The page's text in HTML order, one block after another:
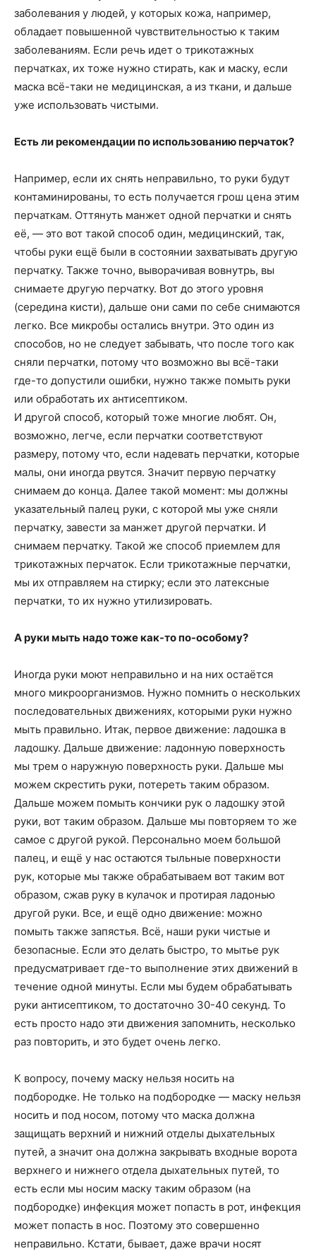
заболевания у людей, у которых кожа, например,
обладает повышенной чувствительностью к таким
заболеваниям. Если речь идет о трикотажных
перчатках, их тоже нужно стирать, как и маску, если
маска всё-таки не медицинская, а из ткани, и дальше
уже использовать чистыми.
Есть ли рекомендации по использованию перчаток?
Например, если их снять неправильно, то руки будут
контаминированы, то есть получается грош цена этим
перчаткам. Оттянуть манжет одной перчатки и снять
её, — это вот такой способ один, медицинский, так,
чтобы руки ещё были в состоянии захватывать другую
перчатку. Также точно, выворачивая вовнутрь, вы
снимаете другую перчатку. Вот до этого уровня
(середина кисти), дальше они сами по себе снимаются
легко. Все микробы остались внутри. Это один из
способов, но не следует забывать, что после того как
сняли перчатки, потому что возможно вы всё-таки
где-то допустили ошибки, нужно также помыть руки
или обработать их антисептиком.
И другой способ, который тоже многие любят. Он,
возможно, легче, если перчатки соответствуют
размеру, потому что, если надевать перчатки, которые
малы, они иногда рвутся. Значит первую перчатку
снимаем до конца. Далее такой момент: мы должны
указательный палец руки, с которой мы уже сняли
перчатку, завести за манжет другой перчатки. И
снимаем перчатку. Такой же способ приемлем для
трикотажных перчаток. Если трикотажные перчатки,
мы их отправляем на стирку; если это латексные
перчатки, то их нужно утилизировать.
А руки мыть надо тоже как-то по-особому?
Иногда руки моют неправильно и на них остаётся
много микроорганизмов. Нужно помнить о нескольких
последовательных движениях, которыми руки нужно
мыть правильно. Итак, первое движение: ладошка в
ладошку. Дальше движение: ладонную поверхность
мы трем о наружную поверхность руки. Дальше мы
можем скрестить руки, потереть таким образом.
Дальше можем помыть кончики рук о ладошку этой
руки, вот таким образом. Дальше мы повторяем то же
самое с другой рукой. Персонально моем большой
палец, и ещё у нас остаются тыльные поверхности
рук, которые мы также обрабатываем вот таким вот
образом, сжав руку в кулачок и протирая ладонью
другой руки. Все, и ещё одно движение: можно
помыть также запястья. Всё, наши руки чистые и
безопасные. Если это делать быстро, то мытье рук
предусматривает где-то выполнение этих движений в
течение одной минуты. Если мы будем обрабатывать
руки антисептиком, то достаточно 30-40 секунд. То
есть просто надо эти движения запомнить, несколько
раз повторить, и это будет очень легко.
К вопросу, почему маску нельзя носить на
подбородке. Не только на подбородке — маску нельзя
носить и под носом, потому что маска должна
защищать верхний и нижний отделы дыхательных
путей, а значит она должна закрывать входные ворота
верхнего и нижнего отдела дыхательных путей, то
есть если мы носим маску таким образом (на
подбородке) инфекция может попасть в рот, инфекция
может попасть в нос. Поэтому это совершенно
неправильно. Кстати, бывает, даже врачи носят